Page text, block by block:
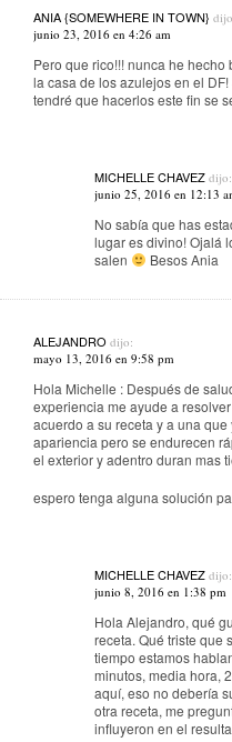
ANIA {SOMEWHERE IN TOWN}
junio 23, 2016 en 4:26 am
Pero que rico!!! nunca he
la casa de los azulejos en el
tendré que hacerlos este fin se
MICHELLE CHAVEZ dijo:
junio 25, 2016 en 12:13
No sabía que has
lugar es divino! Ojalá
salen
Besos Ania
ALEJANDRO dijo:
mayo 13, 2016 en 9:58 pm
Hola Michelle : Después de
experiencia me ayude a
acuerdo a su receta y a una
apariencia pero se endurecen
el exterior y adentro duran mas
espero tenga alguna solución
MICHELLE CHAVEZ dijo:
junio 8, 2016 en 1:38 pm
Hola Alejandro, qué
receta. Qué triste que
tiempo estamos
minutos, media hora,
aquí, eso no debería
otra receta, me
influyeron en el